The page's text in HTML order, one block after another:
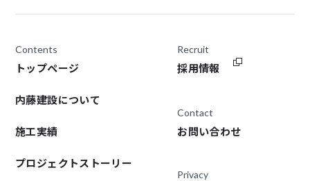
Contents
トップページ
内藤建設について
施工実績
プロジェクトストーリー
Recruit
採用情報
Contact
お問い合わせ
Privacy